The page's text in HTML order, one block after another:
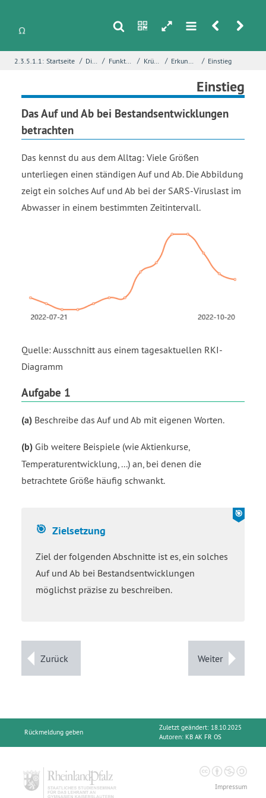
s n h m r u
2.3.5.1.1: Startseite / Differentialrechnung / Funktionsuntersuchungen mit Ableitungen / Krümmung und Wendepunkte / Erkundung – Phasen bei Wachstumsprozessen / Einstieg
Einstieg
Das Auf und Ab bei Bestandsentwicklungen
betrachten
Das kennst du aus dem Alltag: Viele Größen
unterliegen einen ständigen Auf und Ab. Die Abbildung
zeigt ein solches Auf und Ab bei der SARS-Viruslast im
Abwasser in einem bestimmten Zeitintervall.
Quelle: Ausschnitt aus einem tagesaktuellen RKI-
Diagramm
Aufgabe 1
(a) Beschreibe das Auf und Ab mit eigenen Worten.
(b) Gib weitere Beispiele (wie Aktienkurse,
Temperaturentwicklung, ...) an, bei denen die
betrachtete Größe häufig schwankt.
Zielsetzung
Ziel der folgenden Abschnitte ist es, ein solches
Auf und Ab bei Bestandsentwicklungen
möglichst präzise zu beschreiben.
Zurück Weiter
Rückmeldung geben
Zuletzt geändert: 18.10.2025
Autoren: KB AK FR OS
Impressum
E-Mail
Seite*